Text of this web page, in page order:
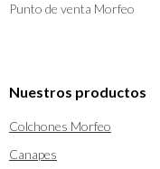
Punto de venta Morfeo
Nuestros productos
Colchones Morfeo
Canapes